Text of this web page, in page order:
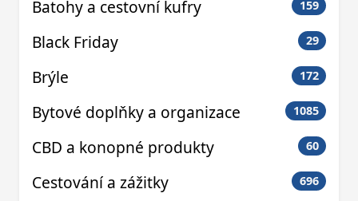
Batohy a cestovní kufry 159
Black Friday 29
Brýle 172
Bytové doplňky a organizace 1085
CBD a konopné produkty 60
Cestování a zážitky 696